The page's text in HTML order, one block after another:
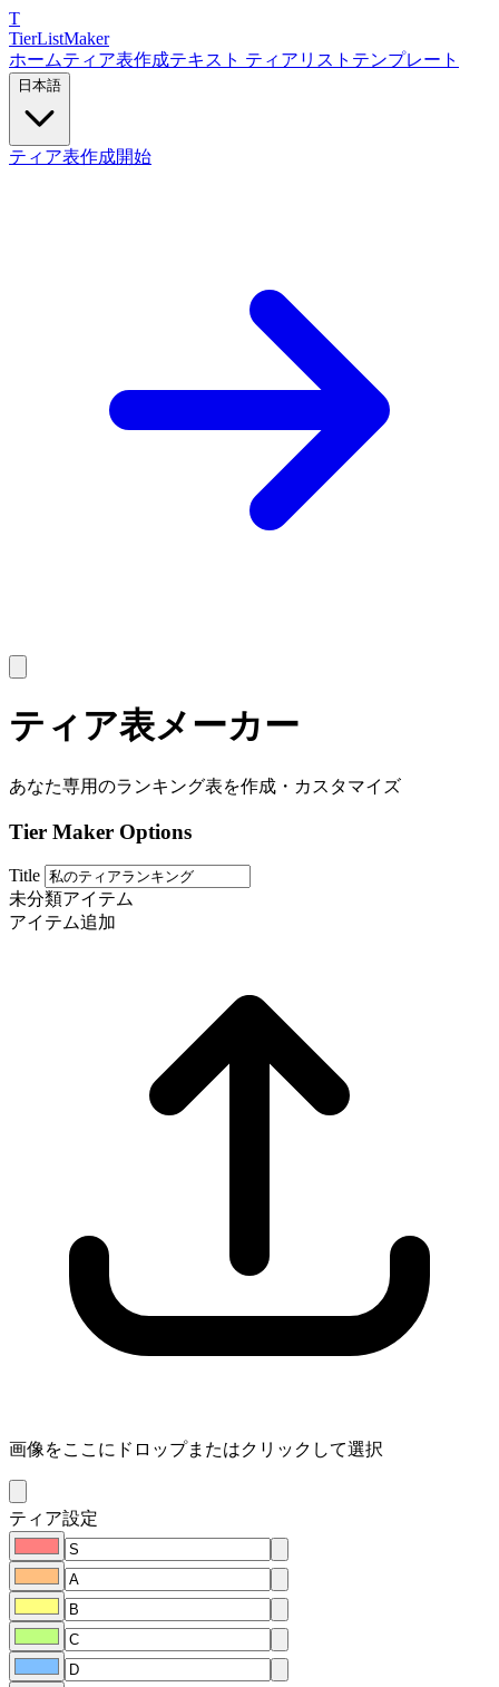
T
TierListMaker
ホームティア表作成テキスト ティアリスト テンプレート
日本語
ティア表作成開始
ティア表メーカー
あなた専用のランキング表を作成・カスタマイズ
Tier Maker Options
Title
未分類アイテム
アイテム追加
画像をここにドロップまたはクリックして選択
ティア設定